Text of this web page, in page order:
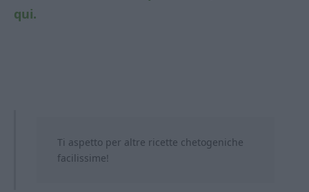
qui.
Ti aspetto per altre ricette chetogeniche
facilissime!